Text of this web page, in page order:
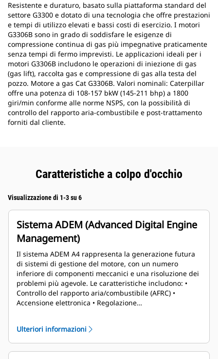
Resistente e duraturo, basato sulla piattaforma standard del
settore G3300 e dotato di una tecnologia che offre prestazioni
e tempi di utilizzo elevati e bassi costi di esercizio. I motori
G3306B sono in grado di soddisfare le esigenze di
compressione continua di gas più impegnative praticamente
senza tempi di fermo imprevisti. Le applicazioni ideali per i
motori G3306B includono le operazioni di iniezione di gas
(gas lift), raccolta gas e compressione di gas alla testa del
pozzo. Motore a gas Cat G3306B. Valori nominali: Caterpillar
offre una potenza di 108-157 bkW (145-211 bhp) a 1800
giri/min conforme alle norme NSPS, con la possibilità di
controllo del rapporto aria-combustibile e post-trattamento
forniti dal cliente.
Caratteristiche a colpo d'occhio
Visualizzazione di 1-3 su 6
Sistema ADEM (Advanced Digital Engine
Management)
Il sistema ADEM A4 rappresenta la generazione futura
di sistemi di gestione del motore, con un numero
inferiore di componenti meccanici e una risoluzione dei
problemi più agevole. Le caratteristiche includono: •
Controllo del rapporto aria/combustibile (AFRC) •
Accensione elettronica • Regolazione
motore
Ulteriori informazioni